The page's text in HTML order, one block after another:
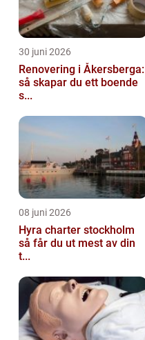
30 juni 2026
Renovering i Åkersberga:
så skapar du ett boende
s...
08 juni 2026
Hyra charter stockholm
så får du ut mest av din
t...